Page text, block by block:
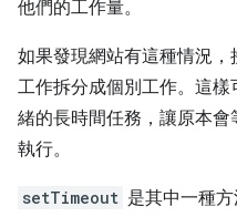
他們的工作量。
如果發現網站有這種情況
工作拆分成個別工作。這
緒的長時間任務，讓原本
執行。
setTimeout 是其中一種